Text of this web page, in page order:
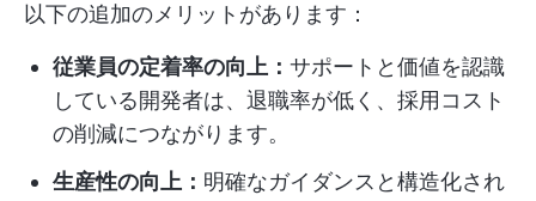
以下の追加のメリットがあります：
従業員の定着率の向上： サポートと価値を認識
している開発者は、退職率が低く、採用コスト
の削減につながります。
生産性の向上： 明確なガイダンスと構造化され